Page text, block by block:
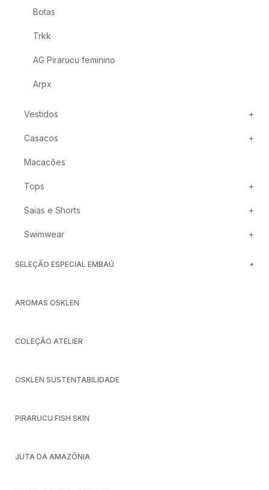
Botas
Trkk
AG Pirarucu feminino
Arpx
Vestidos
Casacos
Macacões
Tops
Saias e Shorts
Swimwear
SELEÇÃO ESPECIAL EMBAÚ
AROMAS OSKLEN
COLEÇÃO ATELIER
OSKLEN SUSTENTABILIDADE
PIRARUCU FISH SKIN
JUTA DA AMAZÔNIA